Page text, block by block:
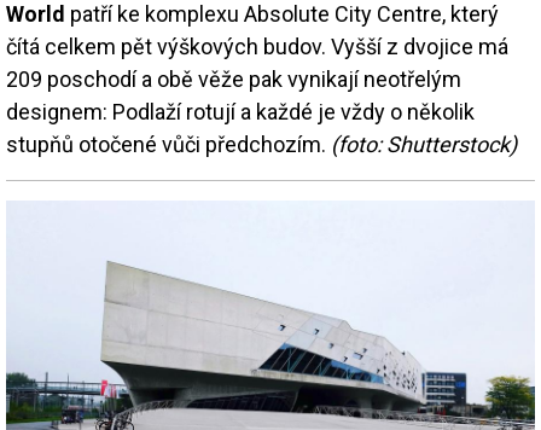
World patří ke komplexu Absolute City Centre, který
čítá celkem pět výškových budov. Vyšší z dvojice má
209 poschodí a obě věže pak vynikají neotřelým
designem: Podlaží rotují a každé je vždy o několik
stupňů otočené vůči předchozím. (foto: Shutterstock)